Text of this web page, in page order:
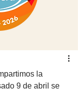
la
9 de abril se